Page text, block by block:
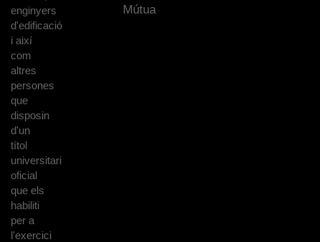
enginyers
d'edificació
i així
com
altres
persones
que
disposin
d'un
títol
universitari
oficial
que els
habiliti
per a
l'exercici
Mútua